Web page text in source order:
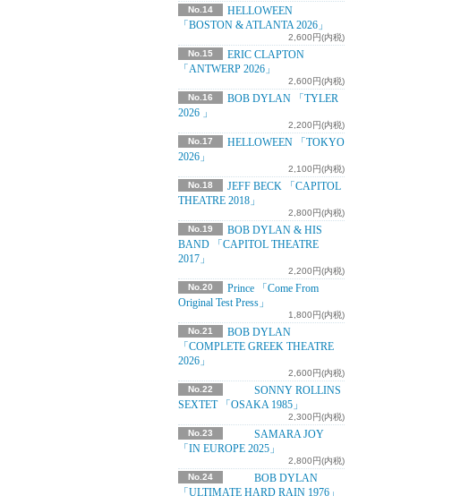
No.14
HELLOWEEN
「BOSTON & ATLANTA 2026」
2,600円(内税)
No.15
ERIC CLAPTON
「ANTWERP 2026」
2,600円(内税)
No.16
BOB DYLAN 「TYLER
2026 」
2,200円(内税)
No.17
HELLOWEEN 「TOKYO
2026」
2,100円(内税)
No.18
JEFF BECK 「CAPITOL
THEATRE 2018」
2,800円(内税)
No.19
BOB DYLAN & HIS
BAND 「CAPITOL THEATRE
2017」
2,200円(内税)
No.20
Prince 「Come From
Original Test Press」
1,800円(内税)
No.21
BOB DYLAN
「COMPLETE GREEK THEATRE
2026」
2,600円(内税)
No.22
SONNY ROLLINS
SEXTET 「OSAKA 1985」
2,300円(内税)
No.23
SAMARA JOY
「IN EUROPE 2025」
2,800円(内税)
No.24
BOB DYLAN
「ULTIMATE HARD RAIN 1976」